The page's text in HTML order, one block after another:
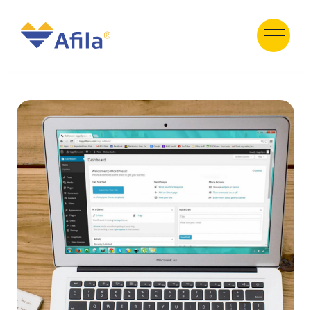
ABOUT
SERVICE
PRODUCT
PORTFOLIO
TESTIMONI
GALERY
TEAM
NEWS
Contact Us